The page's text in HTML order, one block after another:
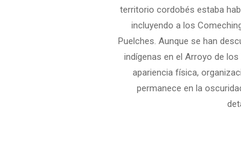
territorio cordobés estaba
incluyendo a los
Puelches. Aunque se han
indígenas en el Arroyo de
apariencia física,
permanece en la